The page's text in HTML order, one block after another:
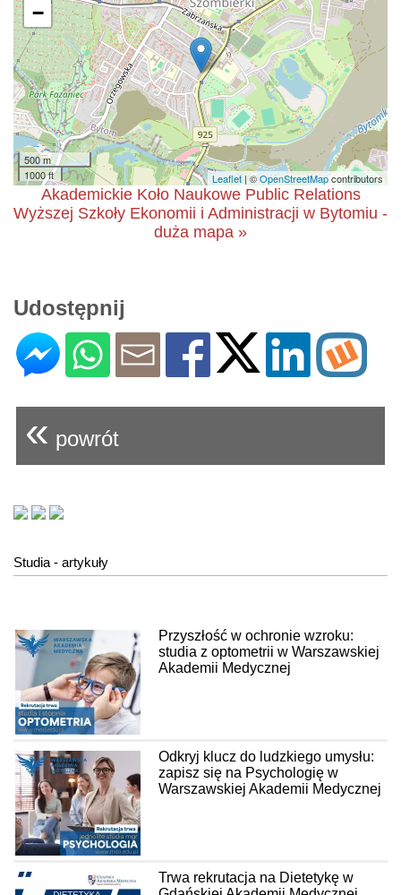
−
500 m
1000 ft
Leaflet| ©OpenStreetMapcontributors
Akademickie Koło Naukowe Public Relations
Wyższej Szkoły Ekonomii i Administracji w Bytomiu -
duża mapa »
Udostępnij
« powrót
Studia - artykuły
Przyszłość w ochronie wzroku:
studia z optometrii w Warszawskiej
Akademii Medycznej
Odkryj klucz do ludzkiego umysłu:
zapisz się na Psychologię w
Warszawskiej Akademii Medycznej
Trwa rekrutacja na Dietetykę w